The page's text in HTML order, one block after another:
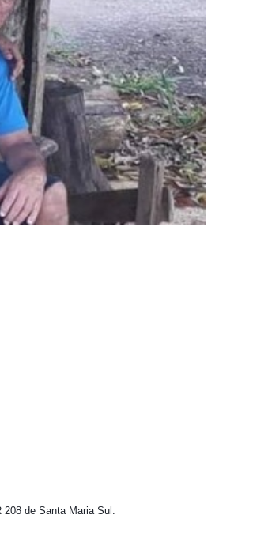
meses antes de morte de trabalhador
por melhorias em Samambaia
de lobo em Samambaia
Samambaia
pela Justiça
para os feirantes do DF
de Santa Maria Sul.